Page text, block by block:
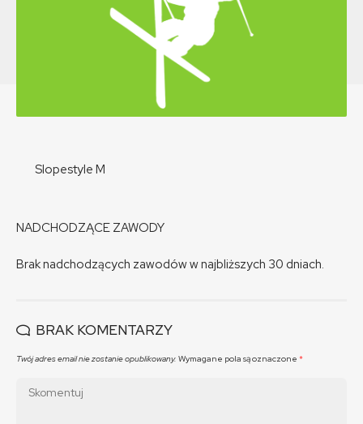
Slopestyle M
NADCHODZĄCE ZAWODY
Brak nadchodzących zawodów w najbliższych 30 dniach.
BRAK KOMENTARZY
Twój adres email nie zostanie opublikowany. Wymagane pola są oznaczone *